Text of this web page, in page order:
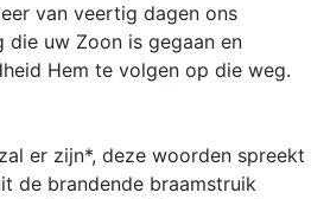
van veertig dagen ons
die uw Zoon is gegaan en
Hem te volgen op die weg.
er zijn*, deze woorden spreekt
de brandende braamstruik